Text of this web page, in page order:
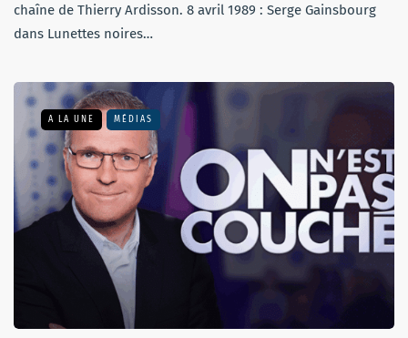
chaîne de Thierry Ardisson. 8 avril 1989 : Serge Gainsbourg
dans Lunettes noires…
A LA UNE MÉDIAS